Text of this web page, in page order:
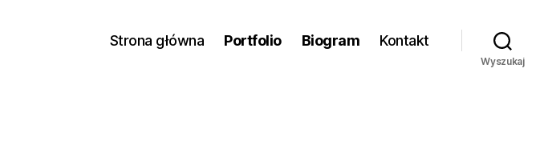
Strona główna Portfolio Biogram Kontakt
Wyszukaj